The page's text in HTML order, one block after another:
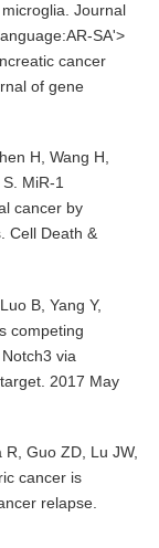
Journal
SA'>
cancer
of gene
H, Wang H,
MiR-1
cancer by
Cell Death &
B, Yang Y,
competing
via
2017 May
R, Guo ZD, Lu JW,
cancer is
relapse.